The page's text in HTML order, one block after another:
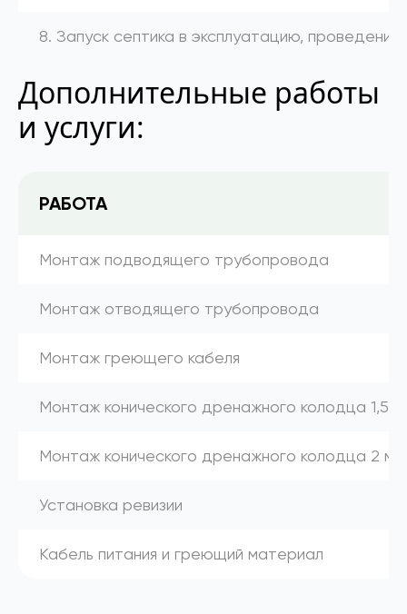
8. Запуск септика в эксплуатацию,
Дополнительные работы
и услуги:
РАБОТА
Монтаж подводящего трубопровода
Монтаж отводящего трубопровода
Монтаж греющего кабеля
Монтаж конического дренажного колодца 1,5 м
Монтаж конического дренажного колодца 2 м
Установка ревизии
Кабель питания и греющий материал